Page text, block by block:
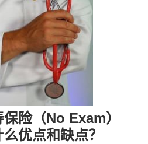
险（No Exam）
优点和缺点？